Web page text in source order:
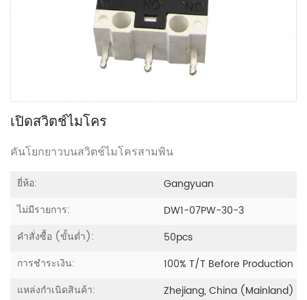
เปิดสวิตช์ไมโคร
คันโยกยาวบนสวิตช์ไมโครสามพิน
ยี่ห้อ:
Gangyuan
ไม่มีรายการ:
DW1-07PW-30-3
คำสั่งซื้อ (ขั้นต่ำ):
50pcs
การชำระเงิน:
100% T/T Before Production
แหล่งกำเนิดสินค้า:
Zhejiang, China (Mainland)